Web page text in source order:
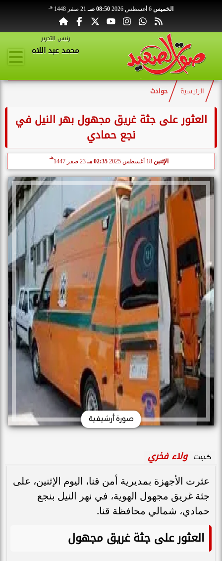
الخميس 08:50 صـ 21 صفر 1448 هـ
رئيس التحرير
محمد عبد اللاه
الرئيسية حوادث
العثور على جثة غريق مجهول بهر النيل في
نجع حمادي
الإثنين 02:35 مـ 23 صفر 1447
هـ
صورة أرشيفية
كتبت ولاء فخري
عثرت الأجهزة بمديرية أمن قنا، اليوم الإثنين، على
جثة غريق مجهول الهوية، في نهر النيل بنجع
حمادي، شمالي محافظة قنا.
العثور على جثة غريق مجهول